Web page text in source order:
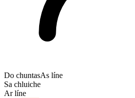
Do chuntasAs líne
Sa chluiche
Ar líne